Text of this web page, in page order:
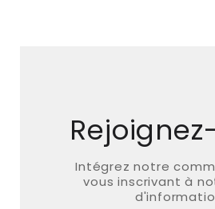
Intégrez notre
vous inscrivant à